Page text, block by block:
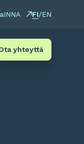
FI/EN
yhteyttä